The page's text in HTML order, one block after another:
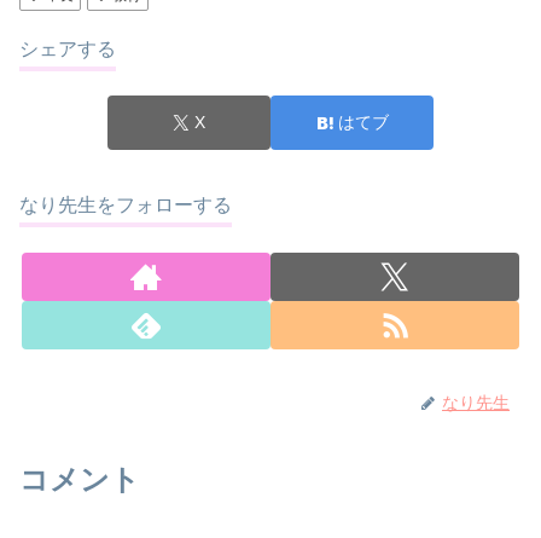
シェアする
X はてブ
なり先生をフォローする
なり先生
コメント